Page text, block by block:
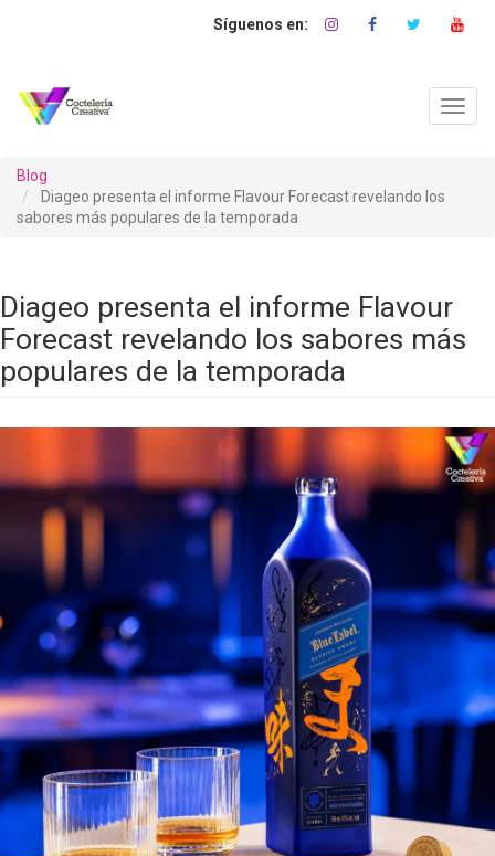
Blog
Diageo presenta el informe Flavour Forecast revelando los
sabores más populares de la temporada
Diageo presenta el informe Flavour
Forecast revelando los sabores más
populares de la temporada